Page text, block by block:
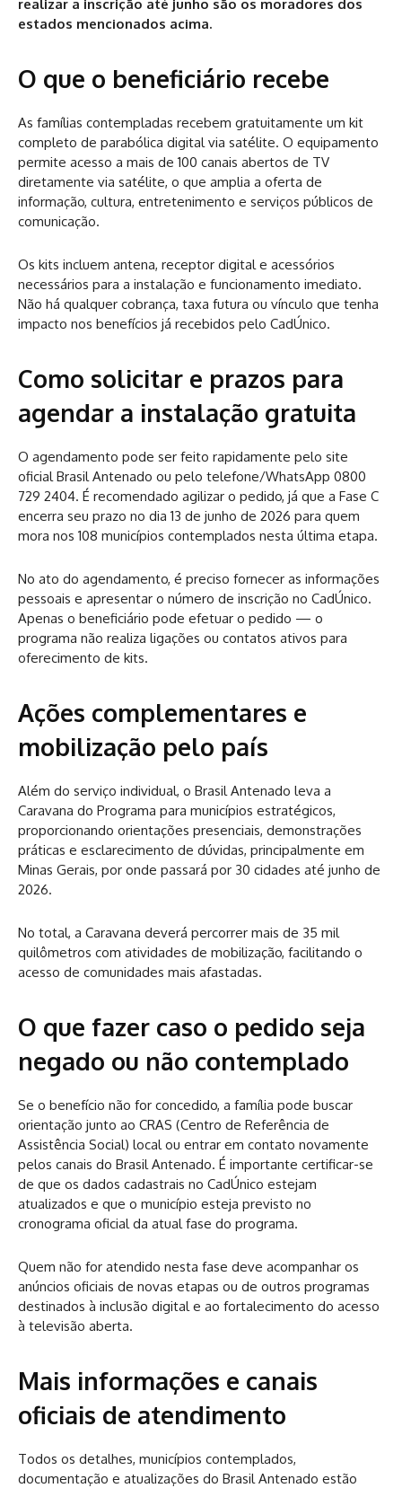
realizar a inscrição até junho são os moradores dos
estados mencionados acima.
O que o beneficiário recebe
As famílias contempladas recebem gratuitamente um kit
completo de parabólica digital via satélite. O equipamento
permite acesso a mais de 100 canais abertos de TV
diretamente via satélite, o que amplia a oferta de
informação, cultura, entretenimento e serviços públicos de
comunicação.
Os kits incluem antena, receptor digital e acessórios
necessários para a instalação e funcionamento imediato.
Não há qualquer cobrança, taxa futura ou vínculo que tenha
impacto nos benefícios já recebidos pelo CadÚnico.
Como solicitar e prazos para
agendar a instalação gratuita
O agendamento pode ser feito rapidamente pelo site
oficial Brasil Antenado ou pelo telefone/WhatsApp 0800
729 2404. É recomendado agilizar o pedido, já que a Fase C
encerra seu prazo no dia 13 de junho de 2026 para quem
mora nos 108 municípios contemplados nesta última etapa.
No ato do agendamento, é preciso fornecer as informações
pessoais e apresentar o número de inscrição no CadÚnico.
Apenas o beneficiário pode efetuar o pedido — o
programa não realiza ligações ou contatos ativos para
oferecimento de kits.
Ações complementares e
mobilização pelo país
Além do serviço individual, o Brasil Antenado leva a
Caravana do Programa para municípios estratégicos,
proporcionando orientações presenciais, demonstrações
práticas e esclarecimento de dúvidas, principalmente em
Minas Gerais, por onde passará por 30 cidades até junho de
2026.
No total, a Caravana deverá percorrer mais de 35 mil
quilômetros com atividades de mobilização, facilitando o
acesso de comunidades mais afastadas.
O que fazer caso o pedido seja
negado ou não contemplado
Se o benefício não for concedido, a família pode buscar
orientação junto ao CRAS (Centro de Referência de
Assistência Social) local ou entrar em contato novamente
pelos canais do Brasil Antenado. É importante certificar-se
de que os dados cadastrais no CadÚnico estejam
atualizados e que o município esteja previsto no
cronograma oficial da atual fase do programa.
Quem não for atendido nesta fase deve acompanhar os
anúncios oficiais de novas etapas ou de outros programas
destinados à inclusão digital e ao fortalecimento do acesso
à televisão aberta.
Mais informações e canais
oficiais de atendimento
Todos os detalhes, municípios contemplados,
documentação e atualizações do Brasil Antenado estão